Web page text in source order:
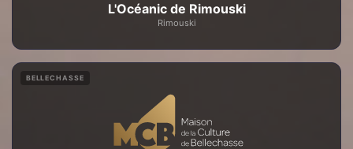
L'Océanic de Rimouski
Rimouski
BELLECHASSE